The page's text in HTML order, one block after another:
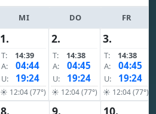
MI DO FR
1.
T:
14:39
A:
04:44
U: 19:24
☀ 12:04 (77°)
2.
T:
14:38
A:
04:45
U: 19:24
☀ 12:04 (77°)
3.
T:
14:38
A:
04:45
U: 19:24
☀ 12:04 (77°)
8. 9. 10.